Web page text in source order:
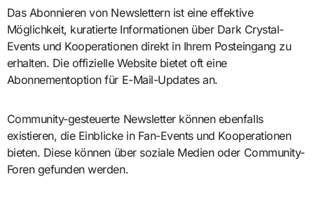
Das Abonnieren von Newslettern ist eine effektive
Möglichkeit, kuratierte Informationen über Dark Crystal-
Events und Kooperationen direkt in Ihrem Posteingang zu
erhalten. Die offizielle Website bietet oft eine
Abonnementoption für E-Mail-Updates an.
Community-gesteuerte Newsletter können ebenfalls
existieren, die Einblicke in Fan-Events und Kooperationen
bieten. Diese können über soziale Medien oder Community-
Foren gefunden werden.